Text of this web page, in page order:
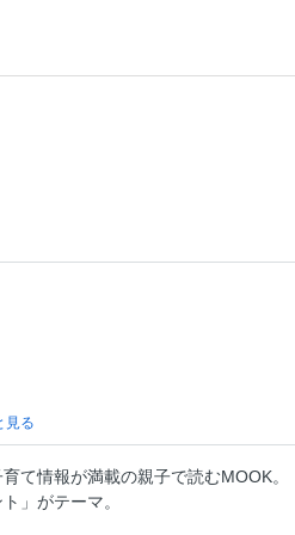
レシピ
て情報が満載の親子で読むMOOK。
」がテーマ。